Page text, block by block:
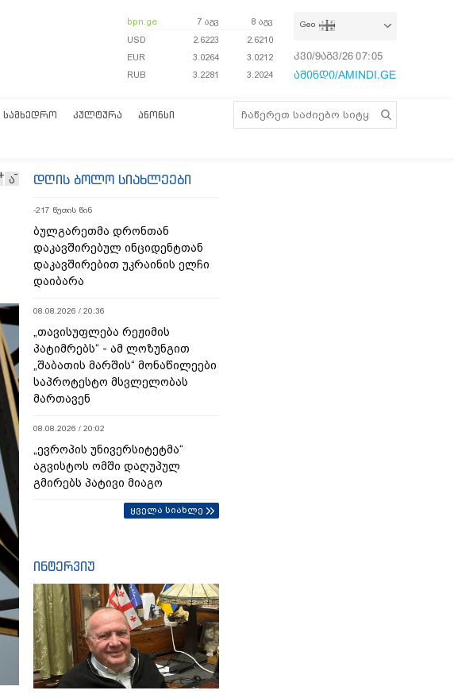
bpn.ge 7 აგვ
8 აგვ
USD
2.6223
2.6210
EUR
3.0264
3.0212
RUB
3.2281 3.2024
Geo
კვი/9აგვ/26 07:05:38
ამინდი/AMINDI.GE
ᲡᲐᲛᲮᲔᲓᲠᲝ ᲙᲣᲚᲢᲣᲠᲐ ᲐᲜᲝᲜᲡᲘ
ა დღის ბოლო სიახლეები
-217 წუთის წინ
ბულგარეთმა დრონთან
დაკავშირებულ ინციდენტთან
დაკავშირებით უკრაინის ელჩი
დაიბარა
08.08.2026 / 20:36
„თავისუფლება რეჟიმის
პატიმრებს“ - ამ ლოზუნგით
„შაბათის მარშის“ მონაწილეები
საპროტესტო მსვლელობას
მართავენ
08.08.2026 / 20:02
„ევროპის უნივერსიტეტმა“
აგვისტოს ომში დაღუპულ
გმირებს პატივი მიაგო
ყველა სიახლე
ინტერვიუ